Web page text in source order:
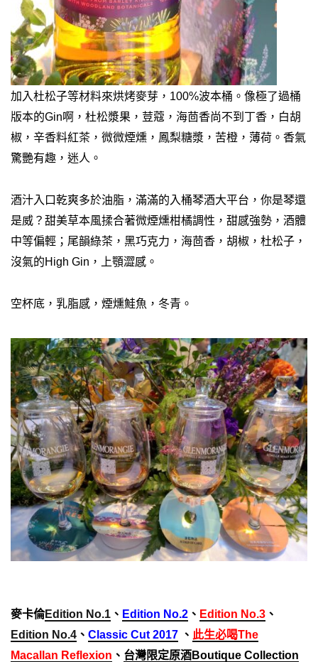
加入杜松子等材料來烘烤麥芽，100%波本桶。像極了過桶
版本的Gin啊，杜松漿果，荳蔻，海茴香尚不到丁香，白胡
椒，辛香料紅茶，微微煙燻，鳳梨糖漿，苦橙，薄荷。香氣
驚艷有趣，迷人。
酒汁入口乾爽多於油脂，滿滿的入桶琴酒大平台，你是琴還
是威？甜美草本風揉合著微煙燻柑橘調性，甜感強勢，酒體
中等偏輕；尾韻綠茶，黑巧克力，海茴香，胡椒，杜松子，
沒氣的High Gin，上顎澀感。
空杯底，乳脂感，煙燻鮭魚，冬青。
麥卡倫Edition No.1 、 Edition No.2 、 Edition No.3 、
Edition No.4 、 Classic Cut 2017 、 此生必喝The
Macallan Reflexion 、 台灣限定原酒Boutique Collection